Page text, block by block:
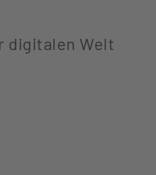
digitalen Welt